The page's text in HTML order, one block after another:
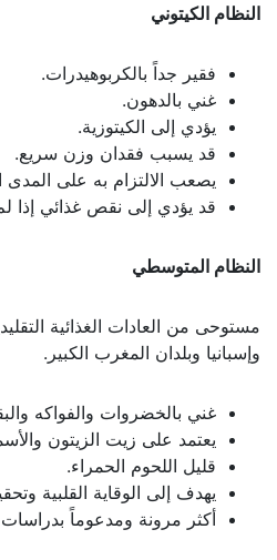
النظام الكيتوني
فقير جداً بالكربوهيدرات.
غني بالدهون.
يؤدي إلى الكيتوزية.
قد يسبب فقدان وزن سريع.
يصعب الالتزام به على المدى
قد يؤدي إلى نقص غذائي
النظام المتوسطي
مستوحى من العادات الغذائية
وإسبانيا وبلدان المغرب الكبير.
غني بالخضروات والفواكه
يعتمد على زيت الزيتون
قليل اللحوم الحمراء.
يهدف إلى الوقاية القلبية
أكثر مرونة ومدعوماً